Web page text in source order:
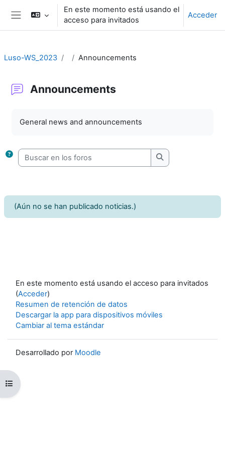
Salta al contenido principal
Panel lateral
En este momento está usando el
acceso para invitados
Acceder
Abrir índice del curso
Luso-WS_2023 Announcements
Announcements
General news and announcements
Buscar en los foros
Buscar en los
(Aún no se han publicado noticias.)
En este momento está usando el acceso para invitados
(Acceder)
Resumen de retención de datos
Descargar la app para dispositivos móviles
Cambiar al tema estándar
Desarrollado por Moodle